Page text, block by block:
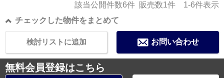
該当公開件数6件 販売数1件 1-6件表示
チェックした物件をまとめて
お問い合わせ
検討リストに追加
無料会員登録はこちら